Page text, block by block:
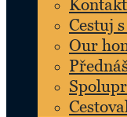
Kontakt
Cestuj
Our